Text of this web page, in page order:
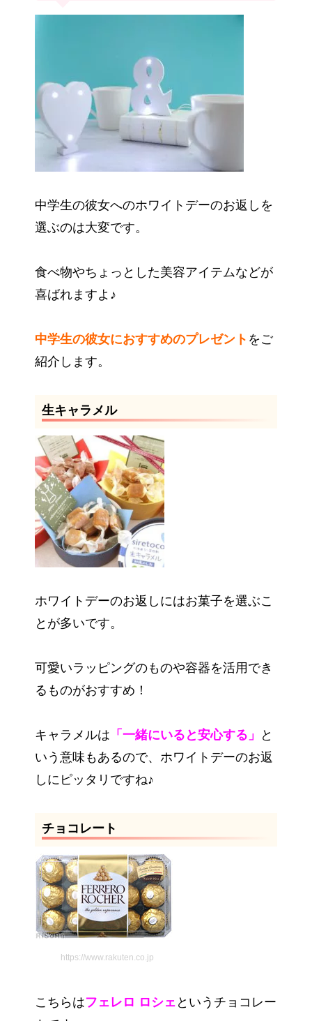
中学生の彼女へのホワイトデーのお返しを
選ぶのは大変です。
食べ物やちょっとした美容アイテムなどが
喜ばれますよ♪
中学生の彼女におすすめのプレゼント をご
紹介します。
生キャラメル
ホワイトデーのお返しにはお菓子を選ぶこ
とが多いです。
可愛いラッピングのものや容器を活用でき
るものがおすすめ！
キャラメルは 「一緒にいると安心する」
と
いう意味もあるので、ホワイトデーのお返
しにピッタリですね♪
チョコレート
https://www.rakuten.co.jp
こちらはフェレロ ロシェ というチョコレー